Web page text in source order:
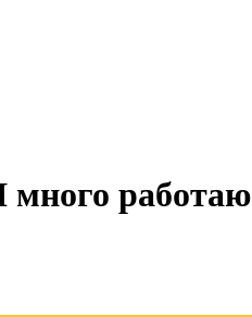
много работаю